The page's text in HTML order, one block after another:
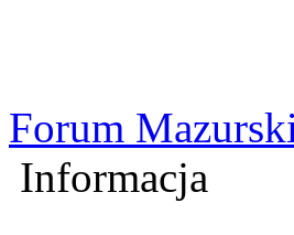
Forum
Informacja